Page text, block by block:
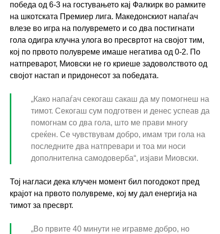
победа од 6-3 на гостувањето кај Фалкирк во рамките
на шкотската Премиер лига. Македонскиот напаѓач
влезе во игра на полувремето и со два постигнати
гола одигра клучна улога во пресвртот на својот тим,
кој по првото полувреме имаше негатива од 0-2. По
натпреварот, Миовски не го криеше задоволството од
својот настап и придонесот за победата.
„Како напаѓач секогаш сакаш да му помогнеш на
тимот. Секогаш сум подготвен и денес успеав да
помогнам со два гола, што ме прави многу
среќен. Се чувствувам добро, имам три гола на
последните два натпревари и тоа ми носи
дополнителна самодоверба“, изјави Миовски.
Тој нагласи дека клучен момент бил погодокот пред
крајот на првото полувреме, кој му дал енергија на
тимот за пресврт.
„Во првите 40 минути не игравме добро, но